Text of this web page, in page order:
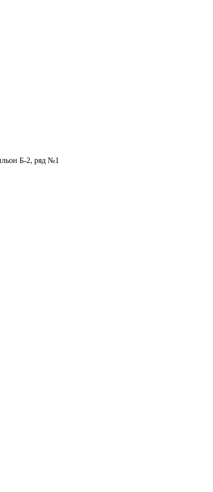
Б-2, ряд №1